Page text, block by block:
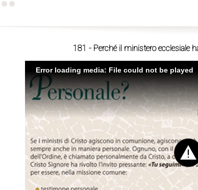
181 - Perché il ministero ecclesiale
Error loading media: File could not be played